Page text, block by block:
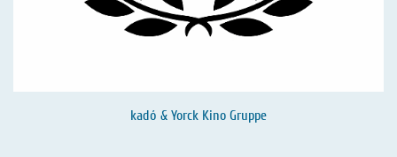
kadó & Yorck Kino Gruppe